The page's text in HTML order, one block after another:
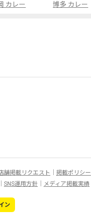
カレー 博多 カレー
舗掲載リクエスト 掲載ポリシー
SNS運用方針 メディア掲載実績
ン